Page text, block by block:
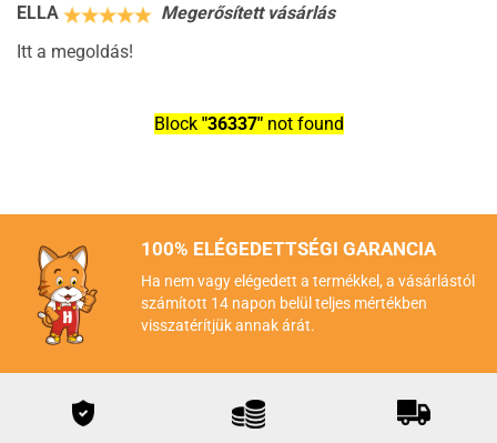
ELLA
Megerősített vásárlás
Itt a megoldás!
Block "36337"not found
100% ELÉGEDETTSÉGI GARANCIA
Ha nem vagy elégedett a termékkel, a vásárlástól
számított 14 napon belül teljes mértékben
visszatérítjük annak árát.